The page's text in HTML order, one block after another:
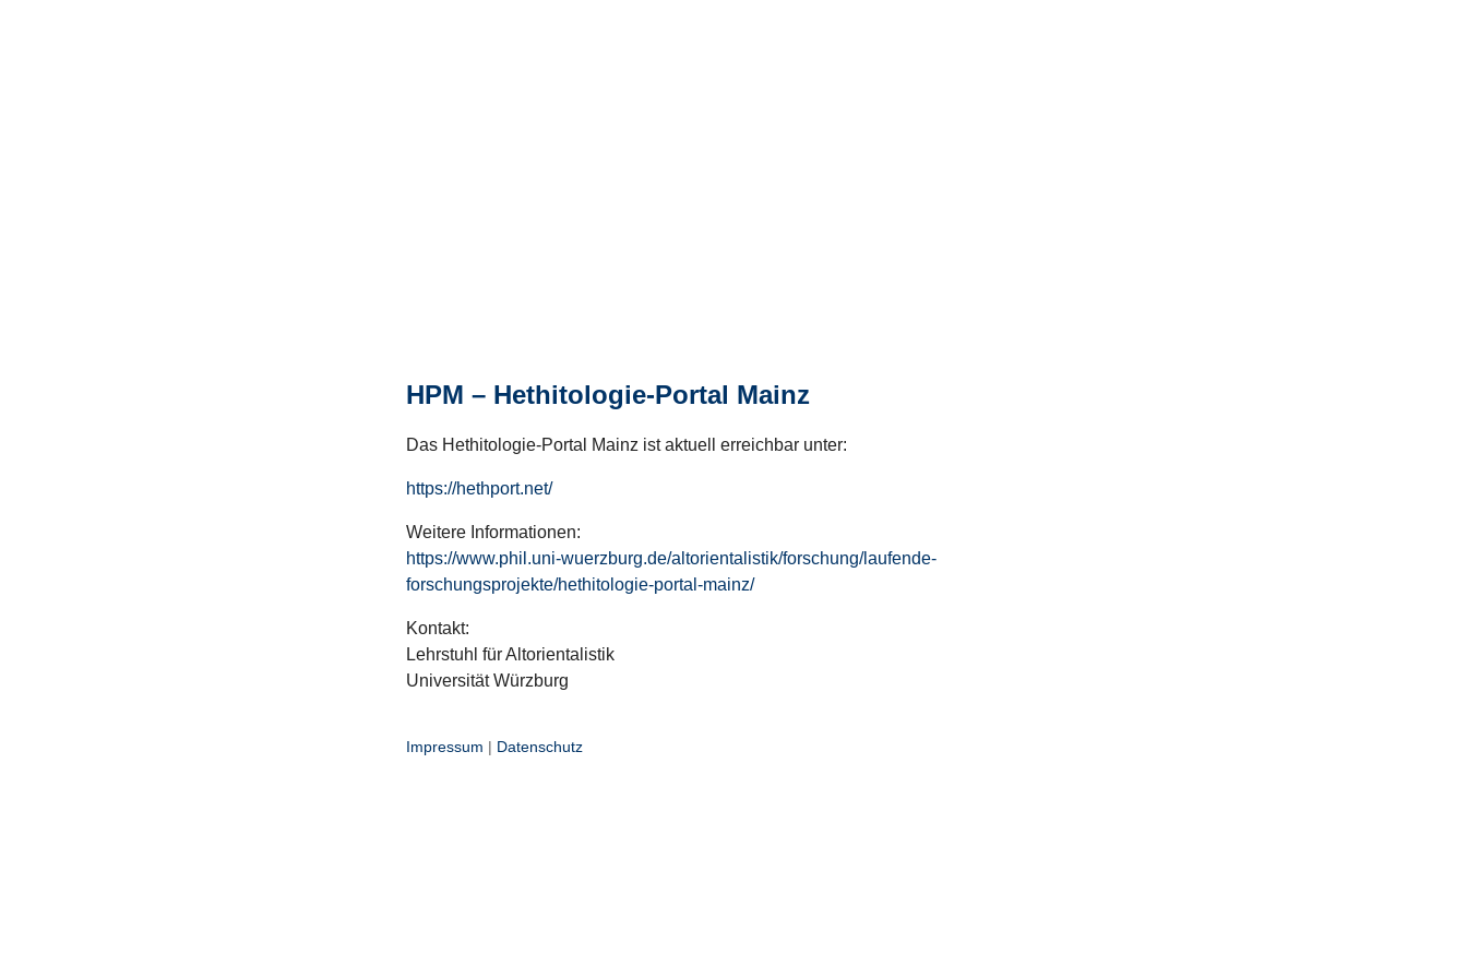
HPM – Hethitologie-Portal Mainz
Das Hethitologie-Portal Mainz ist aktuell erreichbar unter:
https://hethport.net/
Weitere Informationen:
https://www.phil.uni-wuerzburg.de/altorientalistik/forschung/laufende-
forschungsprojekte/hethitologie-portal-mainz/
Kontakt:
Lehrstuhl für Altorientalistik
Universität Würzburg
Impressum | Datenschutz